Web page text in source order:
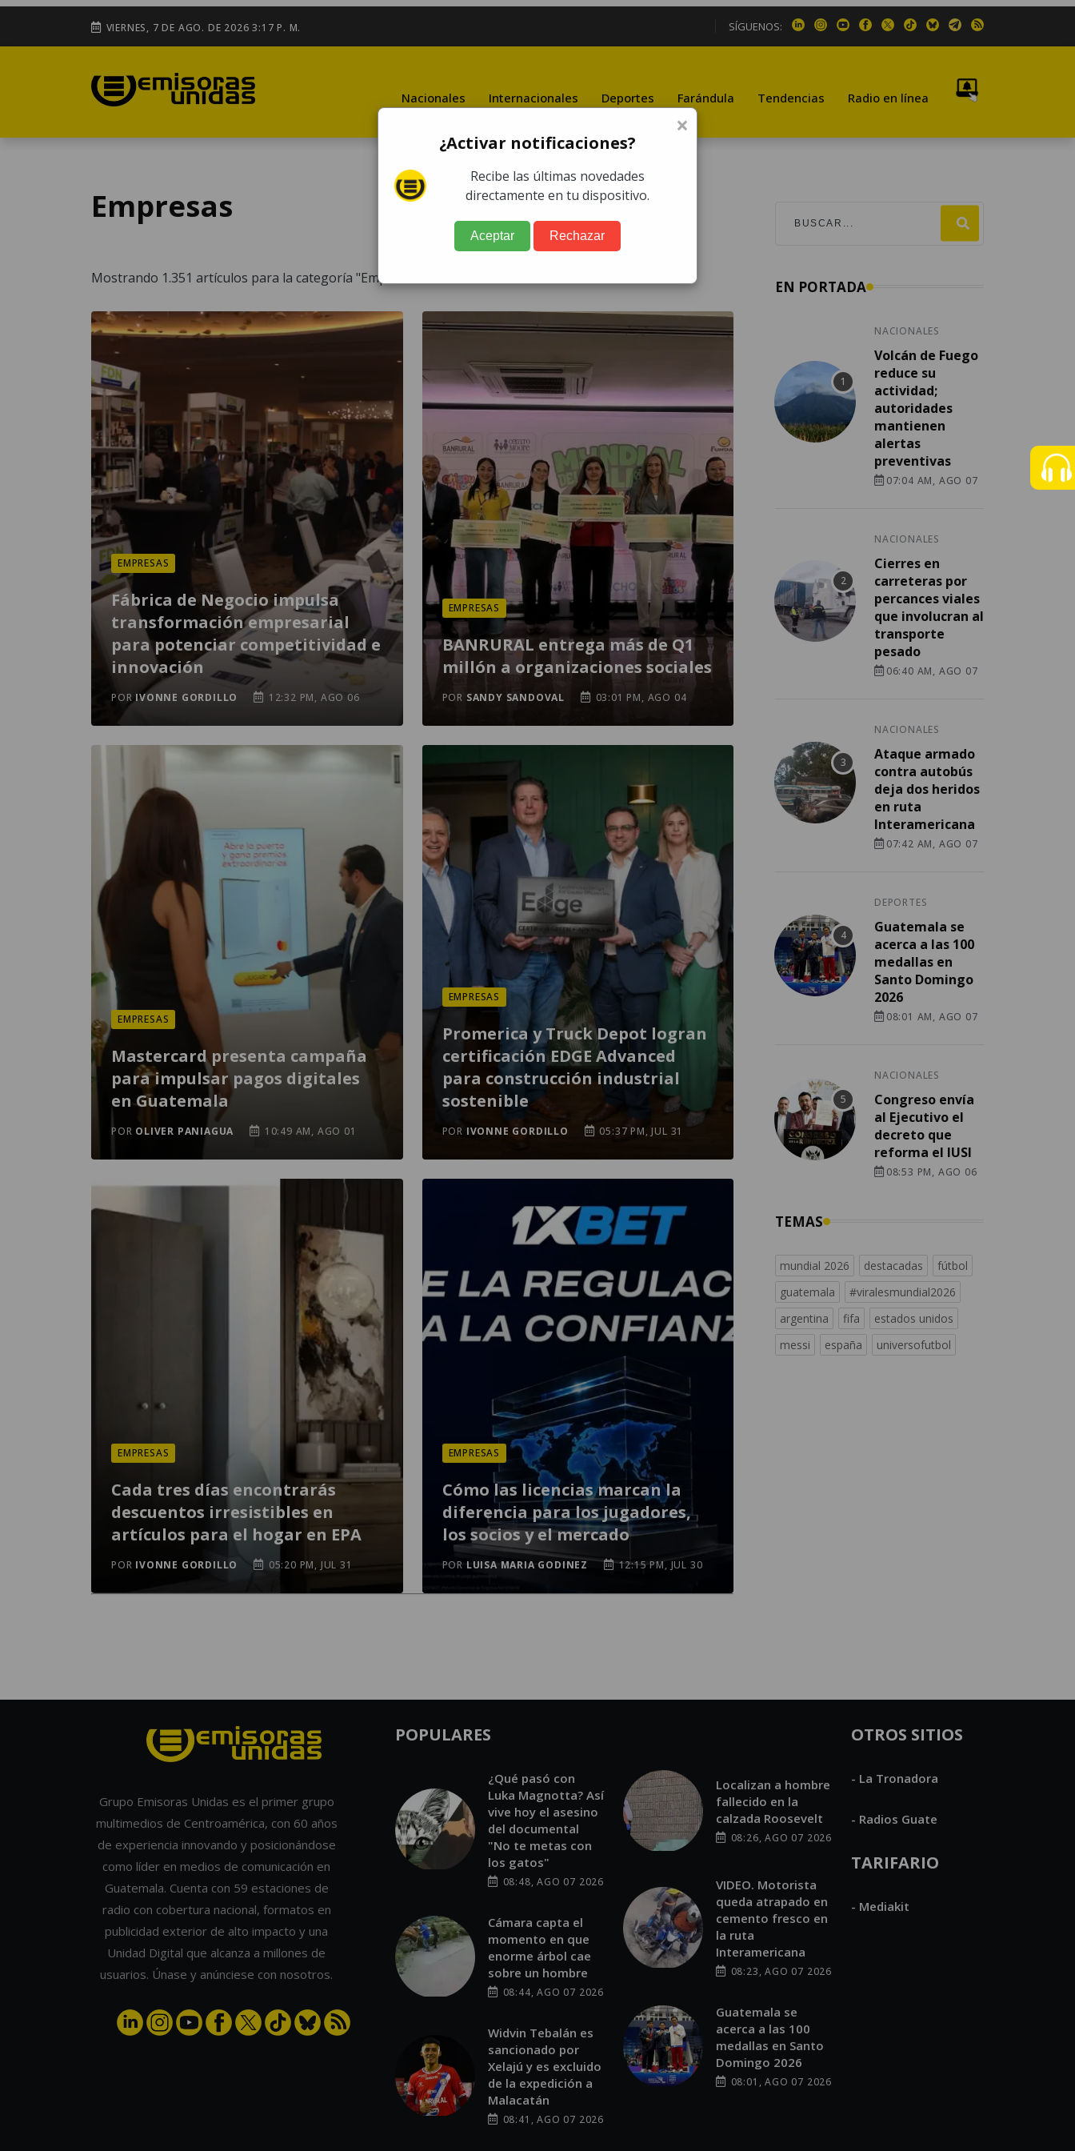
VIERNES, 7 DE AGO. DE 2026 3:17 P. M. SÍGUENOS:
Nacionales Internacionales Deportes Farándula Tendencias Radio en línea
Empresas
Mostrando 1.351 artículos para la categoría "Empresas"
EMPRESAS
Fábrica de Negocio impulsa
transformación empresarial
para potenciar competitividad e
innovación
POR IVONNE GORDILLO 12:32 PM, AGO 06
EMPRESAS
BANRURAL entrega más de Q1
millón a organizaciones sociales
POR SANDY SANDOVAL 03:01 PM, AGO 04
EMPRESAS
Mastercard presenta campaña
para impulsar pagos digitales
en Guatemala
POR OLIVER PANIAGUA 10:49 AM, AGO 01
EMPRESAS
Promerica y Truck Depot logran
certificación EDGE Advanced
para construcción industrial
sostenible
POR IVONNE GORDILLO 05:37 PM, JUL 31
EMPRESAS
Cada tres días encontrarás
descuentos irresistibles en
artículos para el hogar en EPA
POR IVONNE GORDILLO 05:20 PM, JUL 31
EMPRESAS
Cómo las licencias marcan la
diferencia para los jugadores,
los socios y el mercado
POR LUISA MARIA GODINEZ 12:15 PM, JUL 30
EMPRESAS
Reputation Conference 2026: la
reputación y la inteligencia
artificial redefinen el futuro de
las empresas
POR MONICA AVILA 10:16 AM, JUL 30
EMPRESAS
Bantrab promueve el diálogo
sobre la nueva ley para
fortalecer la prevención del
lavado de dinero
POR SANDY SANDOVAL
EN PORTADA
NACIONALES
Volcán de Fuego
reduce su
actividad;
autoridades
mantienen
alertas
preventivas
07:04 AM, AGO 07
NACIONALES
Cierres en
carreteras por
percances viales
que involucran al
transporte
pesado
06:40 AM, AGO 07
NACIONALES
Ataque armado
contra autobús
deja dos heridos
en ruta
Interamericana
07:42 AM, AGO 07
DEPORTES
Guatemala se
acerca a las 100
medallas en
Santo Domingo
2026
08:01 AM, AGO 07
NACIONALES
Congreso envía
al Ejecutivo el
decreto que
reforma el IUSI
08:53 PM, AGO 06
TEMAS
mundial 2026 destacadas
fútbol
guatemala
#viralesmundial2026
argentina
fifa
estados unidos
messi
españa universofutbol
×
¿Activar notificaciones?
Recibe las últimas novedades
directamente en tu dispositivo.
Aceptar Rechazar